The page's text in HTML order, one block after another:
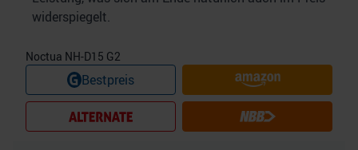
widerspiegelt.
Noctua NH-D15 G2
Bestpreis